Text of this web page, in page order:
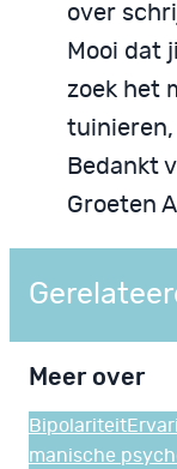
over
Mooi dat
zoek het
tuinieren,
Bedankt
Groeten
Meer over
Bipolariteit
manische